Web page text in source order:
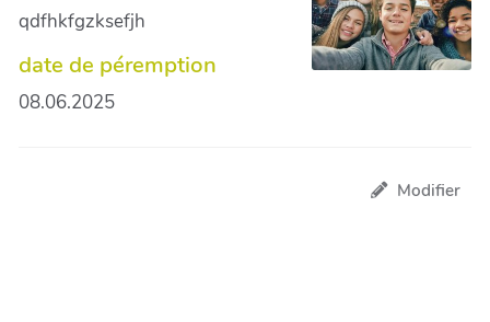
qdfhkfgzksefjh
date de péremption
08.06.2025
Modifier